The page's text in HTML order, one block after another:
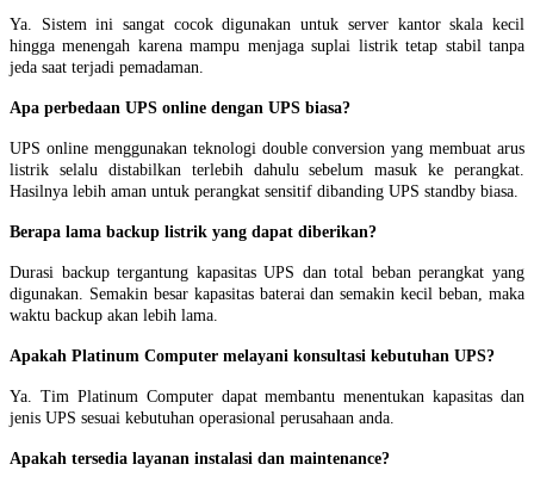
Ya. Sistem ini sangat cocok digunakan untuk server kantor skala kecil
hingga menengah karena mampu menjaga suplai listrik tetap stabil tanpa
jeda saat terjadi pemadaman.
Apa perbedaan UPS online dengan UPS biasa?
UPS online menggunakan teknologi double conversion yang membuat arus
listrik selalu distabilkan terlebih dahulu sebelum masuk ke perangkat.
Hasilnya lebih aman untuk perangkat sensitif dibanding UPS standby biasa.
Berapa lama backup listrik yang dapat diberikan?
Durasi backup tergantung kapasitas UPS dan total beban perangkat yang
digunakan. Semakin besar kapasitas baterai dan semakin kecil beban, maka
waktu backup akan lebih lama.
Apakah Platinum Computer melayani konsultasi kebutuhan UPS?
Ya. Tim Platinum Computer dapat membantu menentukan kapasitas dan
jenis UPS sesuai kebutuhan operasional perusahaan anda.
Apakah tersedia layanan instalasi dan maintenance?